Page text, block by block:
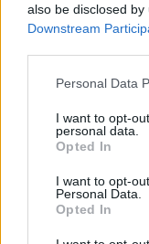
also be disclosed
Downstream
Please note that
not limited to your
grant or deny
use your data for
consent section.
Personal Data
I want to opt-
personal data.
Opted In
I want to opt-
Personal Data.
Opted In
Országos hírek
A
Országos hírek
ÉVRE